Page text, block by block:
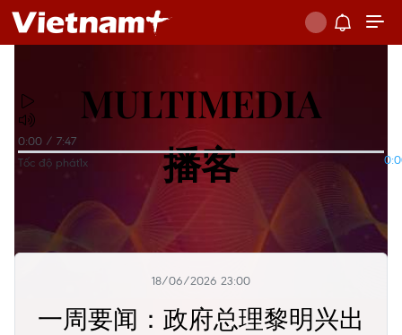
MULTIMEDIA
播客
0:00 / 7:47
Tốc độ phát1x
18/06/2026 23:00
一周要闻：政府总理黎明兴出